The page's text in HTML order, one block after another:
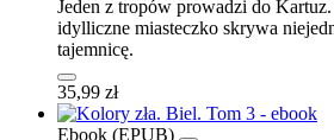
Jeden z tropów prowadzi do
idylliczne miasteczko skrywa
tajemnicę.
35,99 zł
Ebook (EPUB)